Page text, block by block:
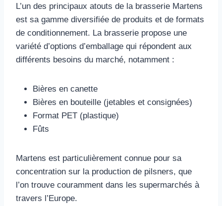
L’un des principaux atouts de la brasserie Martens
est sa gamme diversifiée de produits et de formats
de conditionnement. La brasserie propose une
variété d’options d’emballage qui répondent aux
différents besoins du marché, notamment :
Bières en canette
Bières en bouteille (jetables et consignées)
Format PET (plastique)
Fûts
Martens est particulièrement connue pour sa
concentration sur la production de pilsners, que
l’on trouve couramment dans les supermarchés à
travers l’Europe.